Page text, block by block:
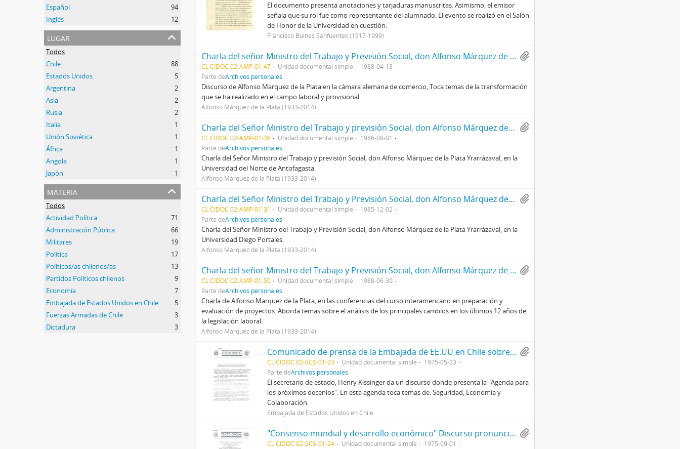
Español
94
Inglés
12
lugar
Todos
Chile
88
Estados Unidos
5
Argentina
2
Asia
2
Rusia
2
Italia
1
Unión Soviética
1
África
1
Angola
1
Japón
1
materia
Todos
Actividad Política
71
Administración Pública
66
Militares
19
Política
17
Políticos/as chilenos/as
13
Partidos Políticos chilenos
9
Economía
7
Embajada de Estados Unidos en Chile
5
Fuerzas Armadas de Chile
3
Dictadura
3
El documento presenta anotaciones y tarjaduras manuscritas. Asimismo, el emisor
señala que su rol fue como representante del alumnado. El evento se realizó en el Salón
de Honor de la Universidad en cuestión.
Francisco Bulnes Sanfuentes (1917-1999)
Charla del señor Ministro del Trabajo y Previsión Social, don Alfonso Márquez de la Plata Yrarrázaval, en la Cámara Alemana de Comercio. (Hotel Sheraton)
CL CIDOC 02-AMP-01-47 Unidad documental simple
1988-04-13
Parte deArchivos personales
Discurso de Alfonso Marquez de la Plata en la cámara alemana de comercio, Toca temas de la transformación
que se ha realizado en el campo laboral y provisional.
Alfonso Márquez de la Plata (1933-2014)
Charla del Señor Ministro del Trabajo y previsión Social, don Alfonso Márquez de la Plata Yrarrázaval, en la Universidad del Norte de Antofagasta
CL CIDOC 02-AMP-01-36 Unidad documental simple
1986-08-01
Parte deArchivos personales
Charla del Señor Ministro del Trabajo y previsión Social, don Alfonso Márquez de la Plata Yrarrázaval, en la
Universidad del Norte de Antofagasta.
Alfonso Márquez de la Plata (1933-2014)
Charla del Señor Ministro del Trabajo y Previsión Social, don Alfonso Márquez de la Plata Yrarrázaval, en la Universidad Diego Portales.
CL CIDOC 02-AMP-01-31 Unidad documental simple
1985-12-02
Parte deArchivos personales
Charla del Señor Ministro del Trabajo y Previsión Social, don Alfonso Márquez de la Plata Yrarrázaval, en la
Universidad Diego Portales.
Alfonso Márquez de la Plata (1933-2014)
Charla del señor Ministro del Trabajo y Previsión Social, don Alfonso Márquez de la Plata Yrarrázaval, en las conferencias del Curso Interamericano en Preparación y Evaluación de Proyectos.
CL CIDOC 02-AMP-01-50 Unidad documental simple
1988-06-30
Parte deArchivos personales
Charla de Alfonso Marquez de la Plata, en las conferencias del curso interamericano en preparación y
evaluación de proyectos. Aborda temas sobre el análisis de los principales cambios en los últimos 12 años de
la legislación laboral.
Alfonso Márquez de la Plata (1933-2014)
Comunicado de prensa de la Embajada de EE.UU en Chile sobre el planteamiento de [Henry] Kissinger para el desarrollo de la política exterior de EE.UU
CL CIDOC 02-SCS-01-23 Unidad documental simple
1975-05-23
Parte deArchivos personales
El secretario de estado, Henry Kissinger da un discurso donde presenta la "Agenda para
los próximos decenios". En esta agenda toca temas de: Seguridad, Economía y
Colaboración.
Embajada de Estados Unidos en Chile
"Consenso mundial y desarrollo económico" Discurso pronunciado por el Secretario de Estado de los Estados Unidos Henry Kissinger, ante la séptima sesión especial de la Asamblea General de las Naciones Unidas.
CL CIDOC 02-SCS-01-24 Unidad documental simple
1975-09-01